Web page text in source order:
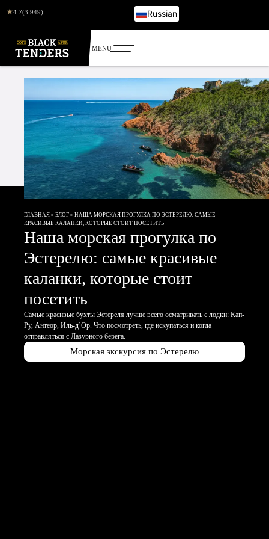
★4.7(3 949)
Russian
ГЛАВНАЯ » БЛОГ » НАША МОРСКАЯ ПРОГУЛКА ПО ЭСТЕРЕЛЮ: САМЫЕ
КРАСИВЫЕ КАЛАНКИ, КОТОРЫЕ СТОИТ ПОСЕТИТЬ
Наша морская прогулка по
Эстерелю: самые красивые
каланки, которые стоит
посетить
Самые красивые бухты Эстереля лучше всего осматривать с лодки: Кап-
Ру, Антеор, Иль-д’Ор. Что посмотреть, где искупаться и когда
отправляться с Лазурного берега.
Морская экскурсия по Эстерелю